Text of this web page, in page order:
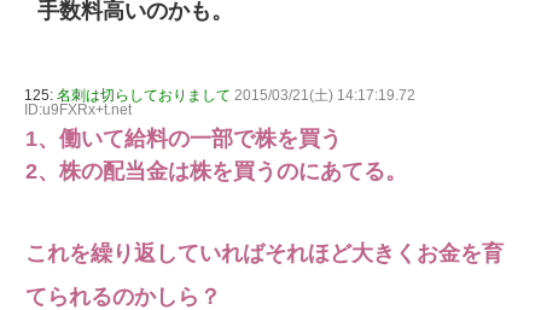
手数料高いのかも。
125: 名刺は切らしておりまして 2015/03/21(土) 14:17:19.72
ID:u9FXRx+t.net
1、働いて給料の一部で株を買う
2、株の配当金は株を買うのにあてる。
これを繰り返していればそれほど大きくお金を育
てられるのかしら？